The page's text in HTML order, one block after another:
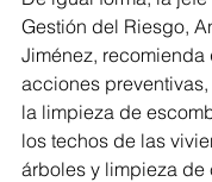
Gestión del Riesgo,
Jiménez, recomienda
acciones
la limpieza de
los techos de las
árboles y limpieza de